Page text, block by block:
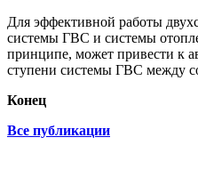
Для эффективной работы
системы ГВС и системы
принципе, может привести к
ступени системы ГВС между
Конец
Все публикации